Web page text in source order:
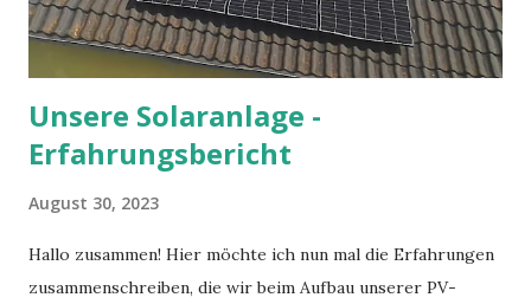
verloren. In einer kölschen Mess hätte er darauf vielleicht
scherzhaft entgegnet, dass er und der Kreb...
Unsere Solaranlage -
Erfahrungsbericht
August 30, 2023
Hallo zusammen! Hier möchte ich nun mal die Erfahrungen
zusammenschreiben, die wir beim Aufbau unserer PV-